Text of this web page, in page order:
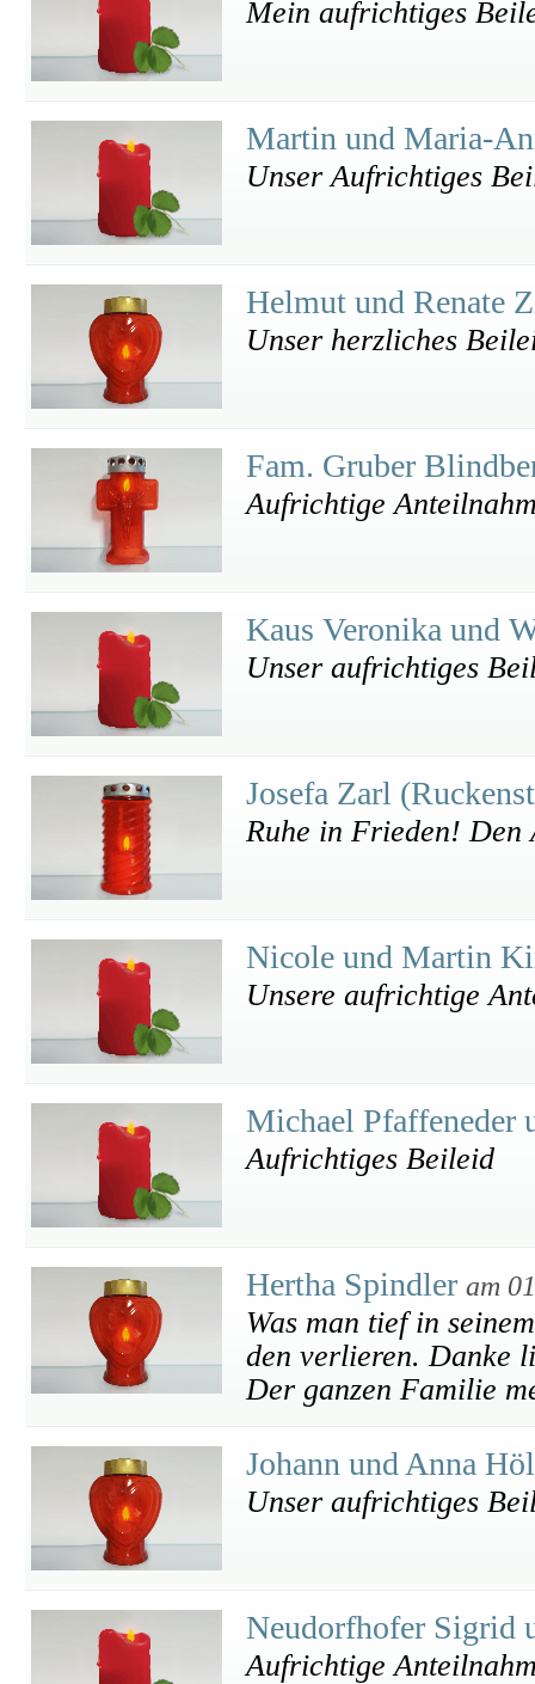
Mein aufrichtiges
Martin und Maria-
Unser Aufrichtiges
Helmut und Renate
Unser herzliches
Fam. Gruber
Aufrichtige
Kaus Veronika und
Unser aufrichtiges
Josefa Zarl
Ruhe in Frieden! Den
Nicole und Martin
Unsere aufrichtige
Michael Pfaffeneder
Aufrichtiges Beileid
Hertha Spindler am
Was man tief in
den verlieren. Danke
Der ganzen Familie
Johann und Anna
Unser aufrichtiges
Neudorfhofer Sigrid
Aufrichtige